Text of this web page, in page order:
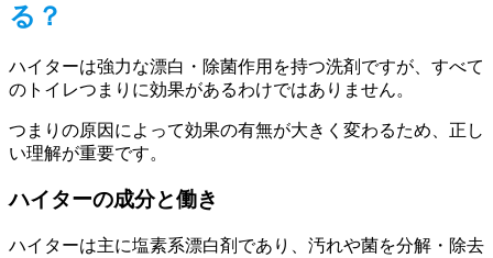
る？
ハイターは強力な漂白・除菌作用を持つ洗剤ですが、すべて
のトイレつまりに効果があるわけではありません。
つまりの原因によって効果の有無が大きく変わるため、正し
い理解が重要です。
ハイターの成分と働き
ハイターは主に塩素系漂白剤であり、汚れや菌を分解・除去